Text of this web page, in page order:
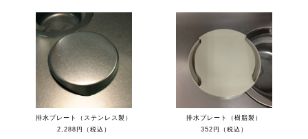
排水プレート（ステンレス製）
2,288円（税込）
排水プレート（樹脂製）
352円（税込）